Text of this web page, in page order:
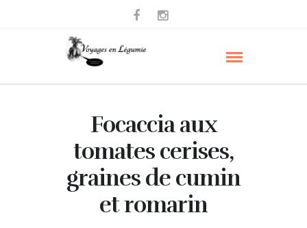
Focaccia aux
tomates cerises,
graines de cumin
et romarin